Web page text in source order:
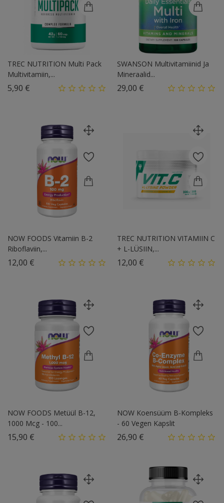
TREC NUTRITION Multi Pack
Multivitamiin,...
5,90 €
SWANSON Multivitamiinid Ja
Mineraalid...
29,00 €
NOW FOODS Vitamiin B-2
Riboflaviin,...
12,00 €
TREC NUTRITION VITAMIIN C
+ L-LÜSIIN,...
12,00 €
NOW FOODS Metüül B-12,
1000 Mcg - 100...
15,90 €
NOW Koensüüm B-Kompleks
- 60 Vegen Kapslit
26,90 €